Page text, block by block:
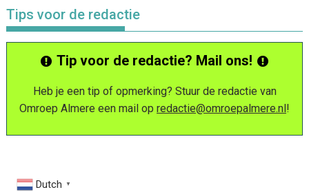
Tips voor de redactie
Tip voor de redactie? Mail ons!
Heb je een tip of opmerking? Stuur de redactie van
Omroep Almere een mail op redactie@omroepalmere.nl!
Dutch ▼